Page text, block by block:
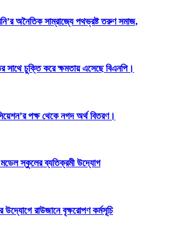
অনৈতিক সাম্রাজ্যে পথভ্রষ্ট তরুণ সমাজ,
সাথে চুক্তি করে ক্ষমতায় এসেছে বিএনপি।
পক্ষ থেকে নগদ অর্থ বিতরণ।
স্কুলের ব্যতিক্রমী উদ্যোগ
উদ্যোগে রাউজানে বৃক্ষরোপণ কর্মসূচি